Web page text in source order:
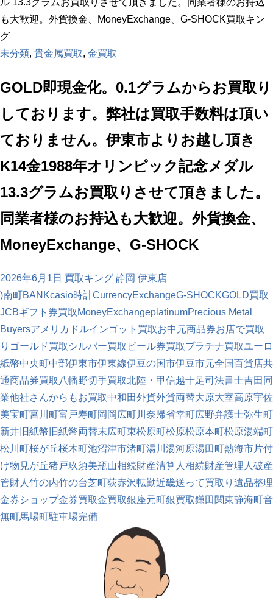
も大歓迎。外貨換金、MoneyExchange、G-SHOCK買取キン
グ
未分類, 貴金属買取, 金買取
GOLD即現金化。0.1グラムからお買取り
しております。弊社は買取手数料は頂い
ておりません。伊東市よりお越し頂き
K14金1988年オリンピック記念メダル
13.3グラムお買取りさせて頂きました。
同業者様のお持込も大歓迎。外貨換金、
MoneyExchange、G-SHOCK
2026年6月1日 買取キング 静岡 伊東店
)南町BANKcasio時計CurrencyExchangeG-SHOCKGOLD買取
JCBギフト券買取 MoneyExchangeplatinumPrecious Metal
Buyersアメリカドルインゴット買取お中元商品券お店で買取
り ゴールド買取 シルバー買取 ビール券買取プラチナ買取ユーロ
紙幣中央町中部伊東市伊東線伊豆の国市伊豆市元全国百貨店共
通商品券買取 八幡野切手買取北陸・甲信越十足司法書士吉田 同
業他社さんからもお買取中和田外貨外貨両替大原大室高原宇佐
美宝町宮川町富戸寿町岡 岡広町川奈帰省幸町広野弁護士弥生町
新井 旧紙幣 旧紙幣両替末広町東松原町松原松原本町松原湯端町
松川町桜が丘桜木町池沼津市渚町湯川 湯河原湯田町熱海市片付
け物見が丘猪戸玖須美瓶山相続財産清算人 相続財産管理人 破産
管財人 竹の内竹の台芝町荻赤沢転勤近畿送って買取り 遺品整理
金券ショップ金券買取金買取銀座元町銀買取鎌田 関東静海町音
無町馬場町駐車場完備